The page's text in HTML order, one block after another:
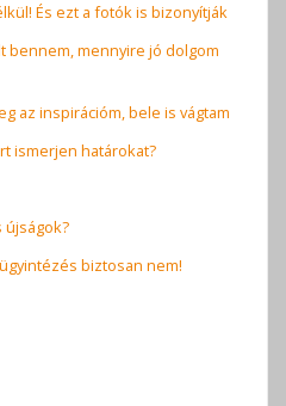
És ezt a fotók is bizonyítják
bennem, mennyire jó dolgom
az inspirációm, bele is vágtam
ismerjen határokat?
újságok?
biztosan nem!